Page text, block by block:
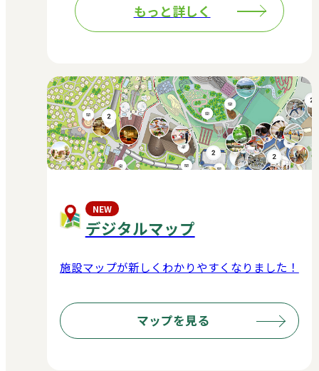
もっと詳しく
NEW
デジタルマップ
施設マップが新しくわかりやすくなりました！
マップを見る